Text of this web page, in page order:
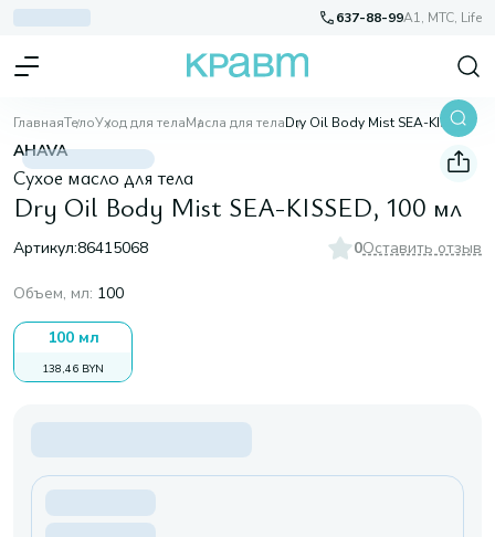
637-88-99A1, МТС, Life
ГлавнаяТелоУход для телаМасла для тела Dry Oil Body Mist SEA-KISSED, 100 мл
AHAVA
Сухое масло для тела
Dry Oil Body Mist SEA-KISSED, 100 мл
Артикул:86415068 0Оставить отзыв
Объем, мл: 100
100 мл
138,46 BYN